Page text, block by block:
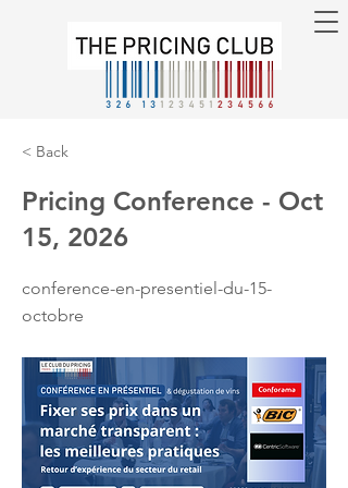
< Back
Pricing Conference - Oct
15, 2026
conference-en-presentiel-du-15-
octobre